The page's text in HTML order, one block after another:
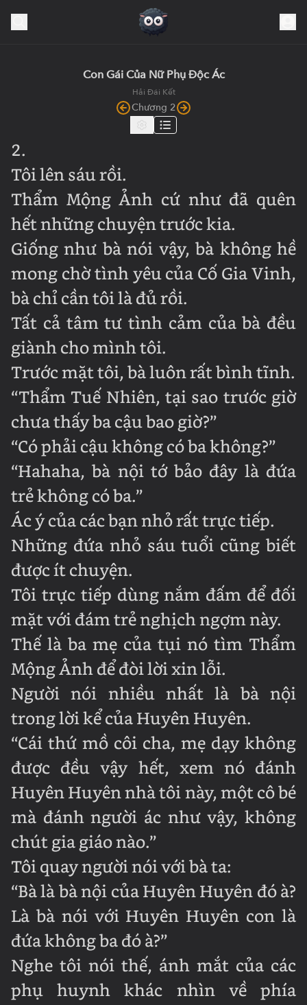
Con Gái Của Nữ Phụ Độc Ác
Hải Đái Kết
Chương 2
2.
Tôi lên sáu rồi.
Thẩm Mộng Ảnh cứ như đã quên
hết những chuyện trước kia.
Giống như bà nói vậy, bà không hề
mong chờ tình yêu của Cố Gia Vinh,
bà chỉ cần tôi là đủ rồi.
Tất cả tâm tư tình cảm của bà đều
giành cho mình tôi.
Trước mặt tôi, bà luôn rất bình tĩnh.
“Thẩm Tuế Nhiên, tại sao trước giờ
chưa thấy ba cậu bao giờ?”
“Có phải cậu không có ba không?”
“Hahaha, bà nội tớ bảo đây là đứa
trẻ không có ba.”
Ác ý của các bạn nhỏ rất trực tiếp.
Những đứa nhỏ sáu tuổi cũng biết
được ít chuyện.
Tôi trực tiếp dùng nắm đấm để đối
mặt với đám trẻ nghịch ngợm này.
Thế là ba mẹ của tụi nó tìm Thẩm
Mộng Ảnh để đòi lời xin lỗi.
Người nói nhiều nhất là bà nội
trong lời kể của Huyên Huyên.
“Cái thứ mồ côi cha, mẹ dạy không
được đều vậy hết, xem nó đánh
Huyên Huyên nhà tôi này, một cô bé
mà đánh người ác như vậy, không
chút gia giáo nào.”
Tôi quay người nói với bà ta:
“Bà là bà nội của Huyên Huyên đó à?
Là bà nói với Huyên Huyên con là
đứa không ba đó à?”
Nghe tôi nói thế, ánh mắt của các
phụ huynh khác nhìn về phía